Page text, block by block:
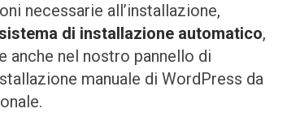
necessarie all’installazione,
di installazione automatico,
anche nel nostro pannello di
manuale di WordPress da